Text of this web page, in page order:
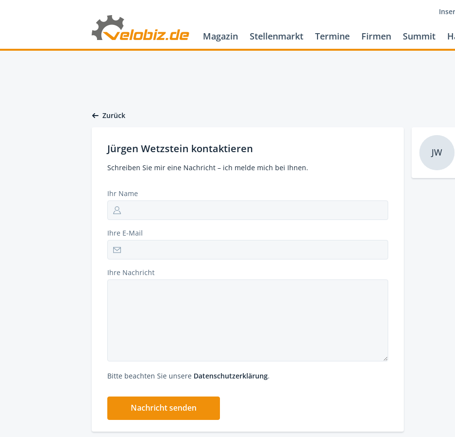
Magazin Stellenmarkt Termine Firmen Summit
Zurück
Jürgen Wetzstein kontaktieren
Schreiben Sie mir eine Nachricht – ich melde mich bei Ihnen.
Ihr Name
Ihre E-Mail
Ihre Nachricht
Bitte beachten Sie unsere Datenschutzerklärung.
Nachricht senden
JW